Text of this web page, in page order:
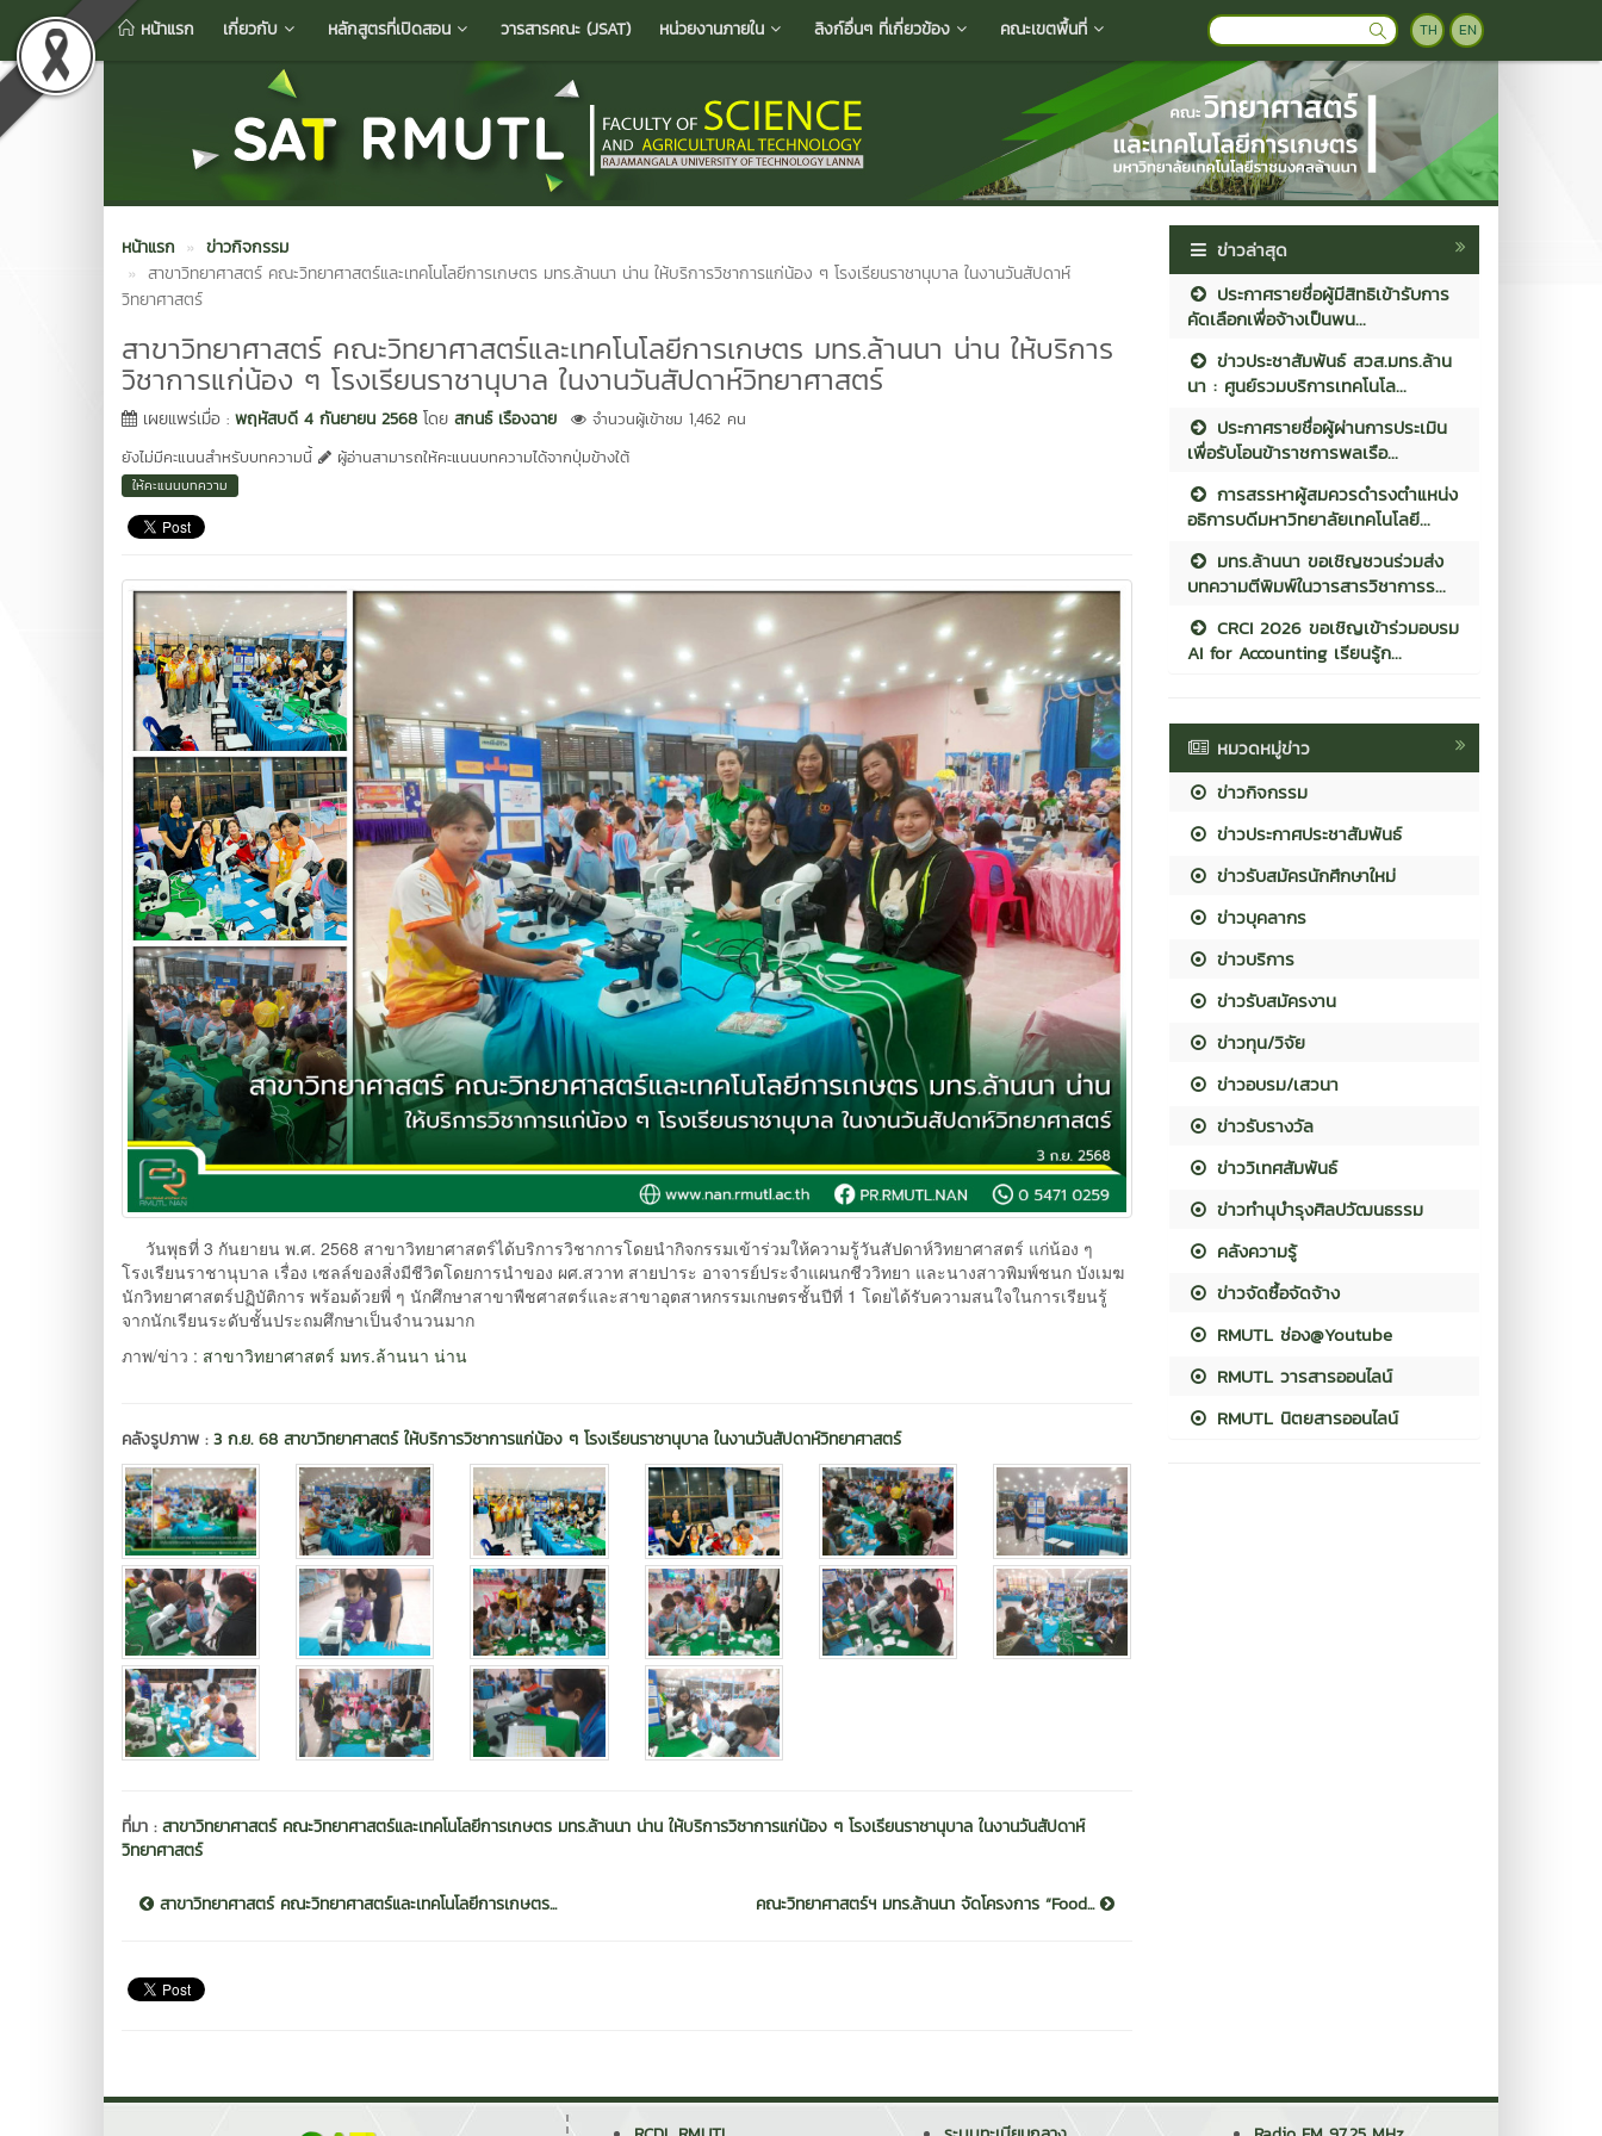
หน้าแรก เกี่ยวกับ หลักสูตรที่เปิดสอน วารสารคณะ (JSAT) หน่วยงานภายใน ลิงก์อื่นๆ ที่เกี่ยวข้อง คณะเขตพื้นที่ TH EN
หน้าแรก
ข่าวกิจกรรม
สาขาวิทยาศาสตร์ คณะวิทยาศาสตร์และเทคโนโลยีการเกษตร มทร.ล้านนา น่าน ให้บริการวิชาการแก่น้อง ๆ โรงเรียนราชานุบาล ในงานวันสัปดาห์
วิทยาศาสตร์
สาขาวิทยาศาสตร์ คณะวิทยาศาสตร์และเทคโนโลยีการเกษตร มทร.ล้านนา น่าน ให้บริการ
วิชาการแก่น้อง ๆ โรงเรียนราชานุบาล ในงานวันสัปดาห์วิทยาศาสตร์
เผยแพร่เมื่อ : พฤหัสบดี 4 กันยายน 2568 โดย สกนธ์ เรืองฉาย
จำนวนผู้เข้าชม 1,462 คน
ยังไม่มีคะแนนสำหรับบทความนี้
ผู้อ่านสามารถให้คะแนนบทความได้จากปุ่มข้างใต้
ให้คะแนนบทความ
วันพุธที่ 3 กันยายน พ.ศ. 2568 สาขาวิทยาศาสตร์ได้บริการวิชาการโดยนำกิจกรรมเข้าร่วมให้ความรู้วันสัปดาห์วิทยาศาสตร์ แก่น้อง ๆ
โรงเรียนราชานุบาล เรื่อง เซลล์ของสิ่งมีชีวิตโดยการนำของ ผศ.สวาท สายปาระ อาจารย์ประจำแผนกชีววิทยา และนางสาวพิมพ์ชนก บังเมฆ
นักวิทยาศาสตร์ปฏิบัติการ พร้อมด้วยพี่ ๆ นักศึกษาสาขาพืชศาสตร์และสาขาอุตสาหกรรมเกษตรชั้นปีที่ 1 โดยได้รับความสนใจในการเรียนรู้
จากนักเรียนระดับชั้นประถมศึกษาเป็นจำนวนมาก
ภาพ/ข่าว : สาขาวิทยาศาสตร์ มทร.ล้านนา น่าน
คลังรูปภาพ :3 ก.ย. 68 สาขาวิทยาศาสตร์ ให้บริการวิชาการแก่น้อง ๆ โรงเรียนราชานุบาล ในงานวันสัปดาห์วิทยาศาสตร์
ที่มา :สาขาวิทยาศาสตร์ คณะวิทยาศาสตร์และเทคโนโลยีการเกษตร มทร.ล้านนา น่าน ให้บริการวิชาการแก่น้อง ๆ โรงเรียนราชานุบาล ในงานวันสัปดาห์
วิทยาศาสตร์
สาขาวิทยาศาสตร์ คณะวิทยาศาสตร์และเทคโนโลยีการเกษตร... คณะวิทยาศาสตร์ฯ มทร.ล้านนา จัดโครงการ “Food...
ข่าวล่าสุด
ประกาศรายชื่อผู้มีสิทธิเข้ารับการ
คัดเลือกเพื่อจ้างเป็นพน...
ข่าวประชาสัมพันธ์ สวส.มทร.ล้าน
นา : ศูนย์รวมบริการเทคโนโล...
ประกาศรายชื่อผู้ผ่านการประเมิน
เพื่อรับโอนข้าราชการพลเรือ...
การสรรหาผู้สมควรดำรงตำแหน่ง
อธิการบดีมหาวิทยาลัยเทคโนโลยี...
มทร.ล้านนา ขอเชิญชวนร่วมส่ง
บทความตีพิมพ์ในวารสารวิชาการร...
CRCI 2026 ขอเชิญเข้าร่วมอบรม
AI for Accounting เรียนรู้ก...
หมวดหมู่ข่าว
ข่าวกิจกรรม
ข่าวประกาศประชาสัมพันธ์
ข่าวรับสมัครนักศึกษาใหม่
ข่าวบุคลากร
ข่าวบริการ
ข่าวรับสมัครงาน
ข่าวทุน/วิจัย
ข่าวอบรม/เสวนา
ข่าวรับรางวัล
ข่าววิเทศสัมพันธ์
ข่าวทำนุบำรุงศิลปวัฒนธรรม
คลังความรู้
ข่าวจัดซื้อจัดจ้าง
RMUTL ช่อง@Youtube
RMUTL วารสารออนไลน์
RMUTL นิตยสารออนไลน์